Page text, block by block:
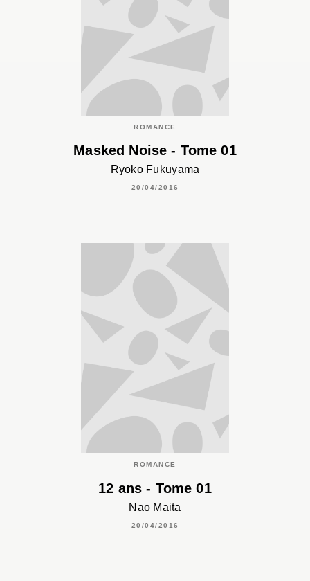
ROMANCE
Masked Noise - Tome 01
Ryoko Fukuyama
20/04/2016
ROMANCE
12 ans - Tome 01
Nao Maita
20/04/2016